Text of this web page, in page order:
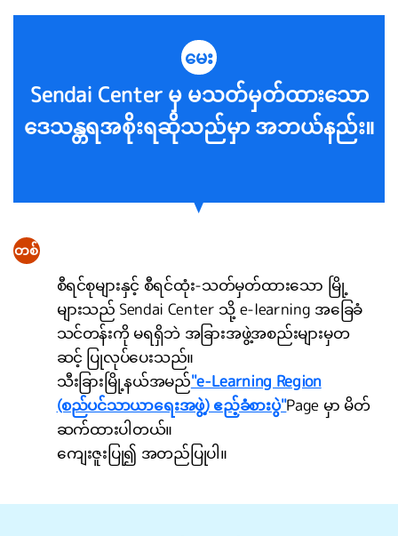
မေး
Sendai Center မှ မသတ်မှတ်ထားသော
ဒေသန္တရအစိုးရဆိုသည်မှာ အဘယ်နည်း။
တစ်
စီရင်စုများနှင့် စီရင်ထုံး-သတ်မှတ်ထားသော မြို့
များသည် Sendai Center သို့ e-learning အခြေခံ
သင်တန်းကို မရရှိဘဲ အခြားအဖွဲ့အစည်းများမှတ
ဆင့် ပြုလုပ်ပေးသည်။
သီးခြားမြို့နယ်အမည်"e-Learning Region
(စည်ပင်သာယာရေးအဖွဲ့) ဧည့်ခံစားပွဲ"Page မှာ မိတ်
ဆက်ထားပါတယ်။
ကျေးဇူးပြု၍ အတည်ပြုပါ။